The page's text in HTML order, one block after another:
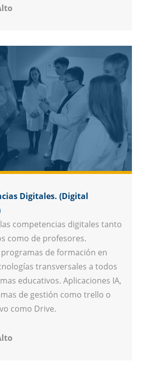
Digitales. (Digital
competencias digitales tanto
como de profesores.
de formación en
transversales a todos
educativos. Aplicaciones IA,
de gestión como trello o
como Drive.